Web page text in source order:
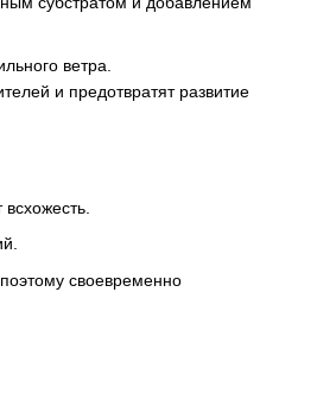
ветра.
и предотвратят развитие
своевременно